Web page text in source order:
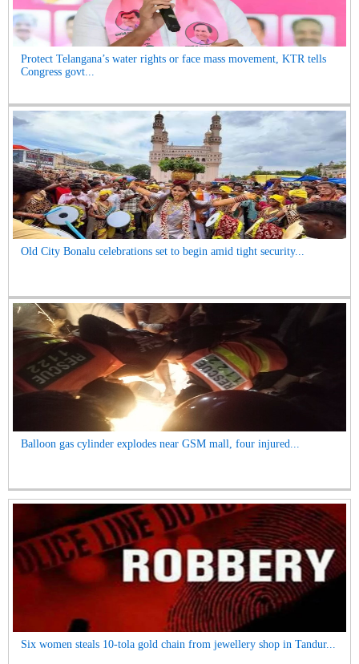
Protect Telangana’s water rights or face mass movement, KTR tells
Congress govt...
Old City Bonalu celebrations set to begin amid tight security...
Balloon gas cylinder explodes near GSM mall, four injured...
Six women steals 10-tola gold chain from jewellery shop in Tandur...